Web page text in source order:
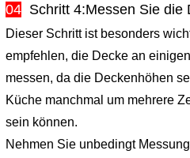
04 Schritt 4:Messen Sie die
Dieser Schritt ist besonders
empfehlen, die Decke an
messen, da die Deckenhöhen
Küche manchmal um mehrere
sein können.
Nehmen Sie unbedingt